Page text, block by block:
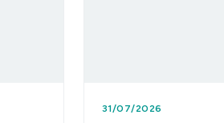
31/07/2026